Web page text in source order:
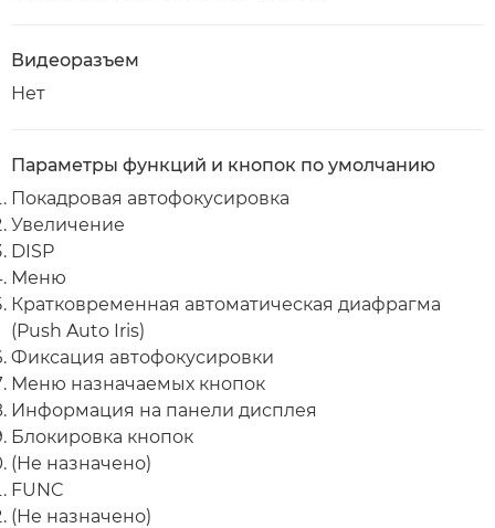
Видеоразъем
Нет
Параметры функций и кнопок по умолчанию
Покадровая автофокусировка
Увеличение
DISP
Меню
Кратковременная автоматическая диафрагма
(Push Auto Iris)
Фиксация автофокусировки
Меню назначаемых кнопок
Информация на панели дисплея
Блокировка кнопок
(Не назначено)
FUNC
(Не назначено)